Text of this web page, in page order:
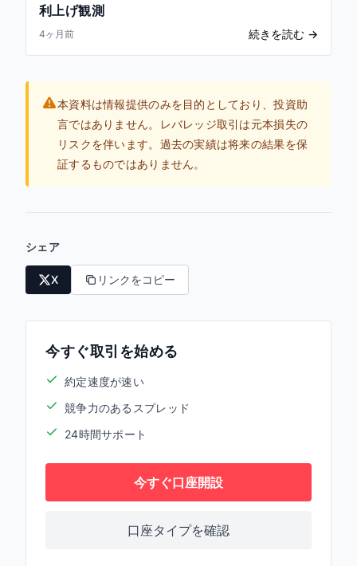
利上げ観測
4ヶ月前 続きを読む →
本資料は情報提供のみを目的としており、投資助
言ではありません。レバレッジ取引は元本損失の
リスクを伴います。過去の実績は将来の結果を保
証するものではありません。
シェア
X リンクをコピー
今すぐ取引を始める
約定速度が速い
競争力のあるスプレッド
24時間サポート
今すぐ口座開設
口座タイプを確認